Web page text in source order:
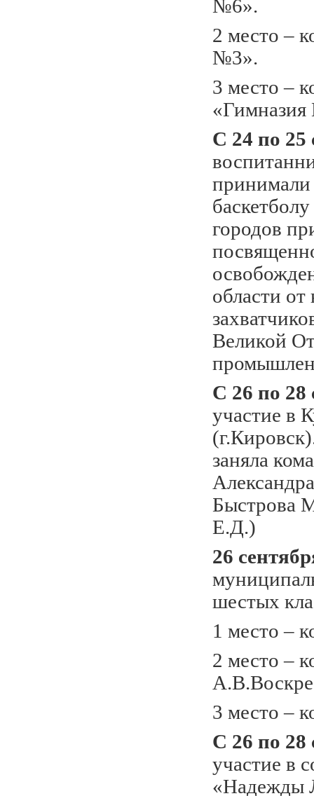
№6».
2 место –
№3».
3 место –
С 24 по 25
принимали
городов
области
Великой
С 26 по 28
участие в
заняла
Быстрова
Е.Д.)
26
шестых
1 место –
2 место –
3 место –
С 26 по 28
участие в
«Надежды